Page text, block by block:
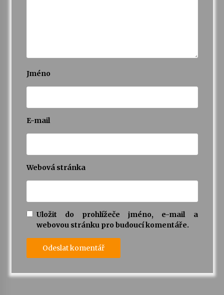
Jméno
E-mail
Webová stránka
Uložit do prohlížeče jméno, e-mail a
webovou stránku pro budoucí komentáře.